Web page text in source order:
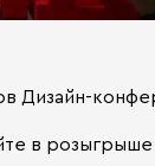
Дизайн-
в